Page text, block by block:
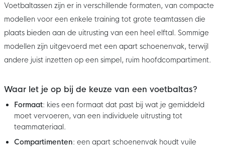
Voetbaltassen zijn er in verschillende formaten, van compacte
modellen voor een enkele training tot grote teamtassen die
plaats bieden aan de uitrusting van een heel elftal. Sommige
modellen zijn uitgevoerd met een apart schoenenvak, terwijl
andere juist inzetten op een simpel, ruim hoofdcompartiment.
Waar let je op bij de keuze van een voetbaltas?
Formaat: kies een formaat dat past bij wat je gemiddeld
moet vervoeren, van een individuele uitrusting tot
teammateriaal.
Compartimenten: een apart schoenenvak houdt vuile